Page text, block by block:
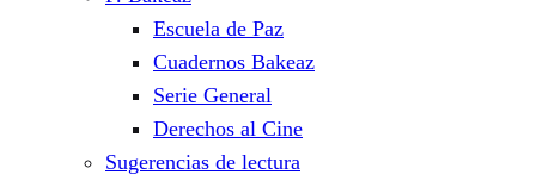
Escuela de Paz
Cuadernos Bakeaz
Serie General
Derechos al Cine
Sugerencias de lectura